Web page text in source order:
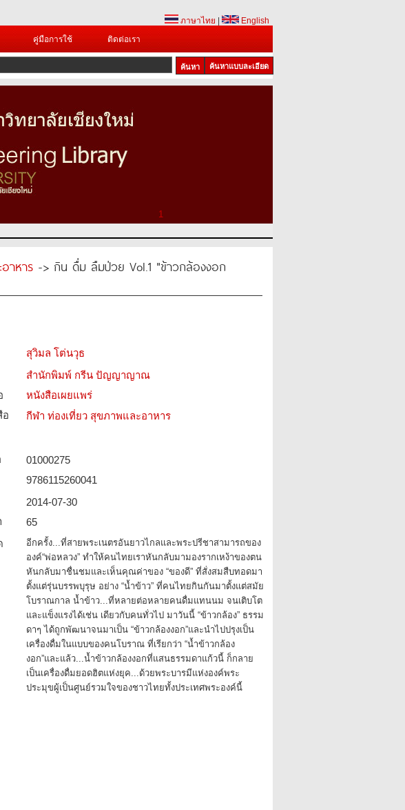
ภาษาไทย
English
คู่มือการใช้ ติดต่อเรา
ค้นหาแบบละเอียด
1
าหาร -> กิน ดื่ม ลืมป่วย Vol.1 "ข้าวกล้องงอก
สุวิมล โต่นวุธ
สำนักพิมพ์ กรีน ปัญญาญาณ
หนังสือเผยแพร่
อ­
กีฬา ท่องเที่ยว สุขภาพและอาหาร
01000275
9786115260041
2014-07-30
65
อีกครั้ง...ที่สายพระเนตรอันยาวไกลและพระปรีชาสามารถของ
องค์“พ่อหลวง” ทำให้คนไทยเราหันกลับมามองรากเหง้าของตน
หันกลับมาชื่นชมและเห็นคุณค่าของ “ของดี” ที่สั่งสมสืบทอดมา
ตั้งแต่รุ่นบรรพบุรุษ อย่าง “น้ำข้าว” ที่คนไทยกินกันมาตั้งแต่สมัย
โบราณกาล น้ำข้าว...ที่หลายต่อหลายคนดื่มแทนนม จนเติบโต
และแข็งแรงได้เช่น เดียวกับคนทั่วไป มาวันนี้ “ข้าวกล้อง” ธรรม
ดาๆ ได้ถูกพัฒนาจนมาเป็น “ข้าวกล้องงอก”และนำไปปรุงเป็น
เครื่องดื่มในแบบของคนโบราณ ที่เรียกว่า “น้ำข้าวกล้อง
งอก”และแล้ว...น้ำข้าวกล้องงอกที่แสนธรรมดาแก้วนี้ ก็กลาย
เป็นเครื่องดื่มยอดฮิตแห่งยุค...ด้วยพระบารมีแห่งองค์พระ
ประมุขผู้เป็นศูนย์รวมใจของชาวไทยทั้งประเทศพระองค์นี้